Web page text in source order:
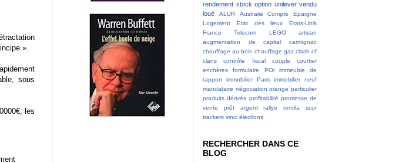
».
sous
les
rendement stock option unilever vendu
loué
ALUR Australie
Compte Epargne
Logement
Etat des lieux
Etats-Unis
France Telecom
LEGO
artisan
augmentation de capital
carmignac
chauffage au bois chauffage gaz clash of
clans
contrôle fiscal couple
courtier
enchères
formulaire POi
immeuble de
rapport
immobilier Paris
immobilier neuf
mandataire négociation orange particulier
produits dérivés profitabilité promesse de
vente
prêt argent rallye rentila
scor
trackers vinci élections
RECHERCHER DANS CE
BLOG